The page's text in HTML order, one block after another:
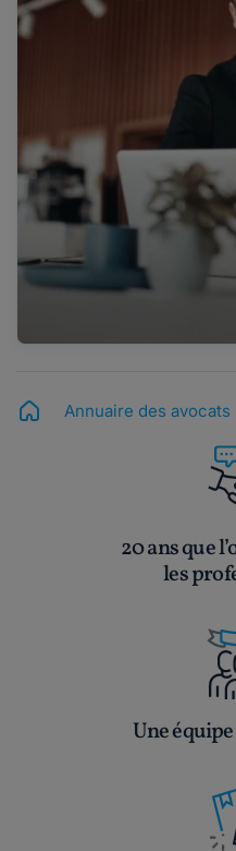
Annuaire des avocats
20 ans que
les
Une